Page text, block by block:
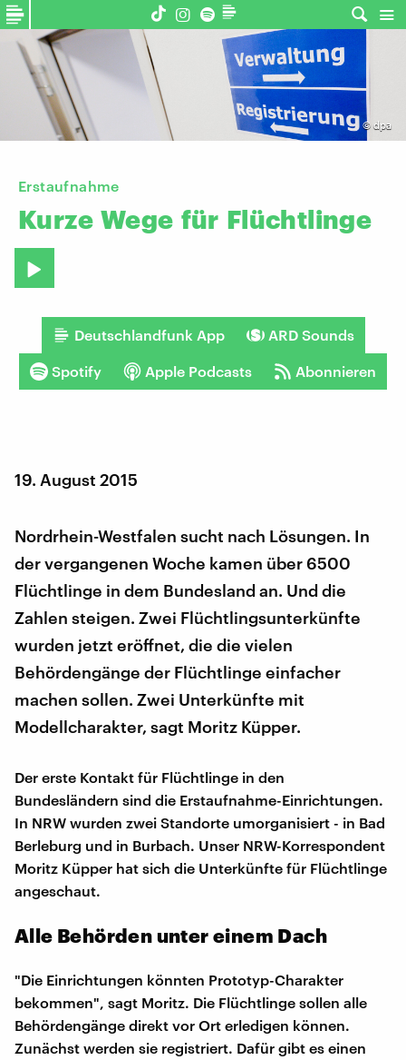
© dpa
Erstaufnahme
Kurze Wege für Flüchtlinge
Deutschlandfunk App ARD Sounds
Spotify Apple Podcasts Abonnieren
19. August 2015
Nordrhein-Westfalen sucht nach Lösungen. In
der vergangenen Woche kamen über 6500
Flüchtlinge in dem Bundesland an. Und die
Zahlen steigen. Zwei Flüchtlingsunterkünfte
wurden jetzt eröffnet, die die vielen
Behördengänge der Flüchtlinge einfacher
machen sollen. Zwei Unterkünfte mit
Modellcharakter, sagt Moritz Küpper.
Der erste Kontakt für Flüchtlinge in den
Bundesländern sind die Erstaufnahme-Einrichtungen.
In NRW wurden zwei Standorte umorganisiert - in Bad
Berleburg und in Burbach. Unser NRW-Korrespondent
Moritz Küpper hat sich die Unterkünfte für Flüchtlinge
angeschaut.
Alle Behörden unter einem Dach
"Die Einrichtungen könnten Prototyp-Charakter
bekommen", sagt Moritz. Die Flüchtlinge sollen alle
Behördengänge direkt vor Ort erledigen können.
Zunächst werden sie registriert. Dafür gibt es einen